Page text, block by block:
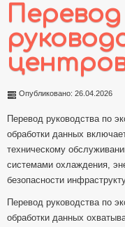
Перевод
Опубликовано: 26.04.2026
Перевод руководства по
обработки данных
техническому
системами охлаждения,
безопасности
Перевод руководства по
обработки данных